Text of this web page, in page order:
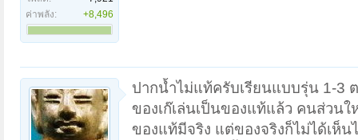
ค่าพลัง:
+8,496
ปากน้ำไม่แท้ครับเรียนแบบรุ่น 1-3
ของเก๊เล่นเป็นของแท้แล้ว คนส่วน
ของแท้มีจริง แต่ของจริงก็ไม่ได้เห็